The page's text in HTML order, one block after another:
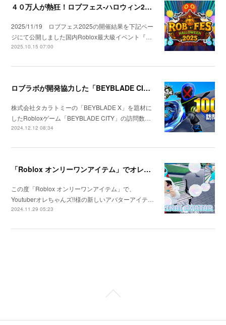
４０万人が熱狂！ロブフェス‐ハロウィン2025開催
2025/11/19 ロブフェス2025の開催結果を下記ペー
ジにて公開しました国内Roblox最大級イベント『…
2025.10.15 07:00
ロブラボが開発協力した「BEYBLADE CITY」が1000万訪問を達成
株式会社タカラトミーの「BEYBLADE X」を題材に
したRobloxゲーム「BEYBLADE CITY」の訪問数…
2024.12.12 08:34
「Roblox オンリーワンアイテム」でオレちゃんズ!!様のアイテムを作成
この度「Roblox オンリーワンアイテム」で、
Youtuberオレちゃんズ!!様の新しいアバターアイテ…
2024.11.29 05:23